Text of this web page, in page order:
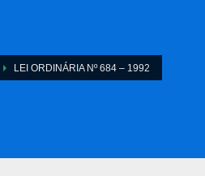
LEI ORDINÁRIA Nº 684 – 1992